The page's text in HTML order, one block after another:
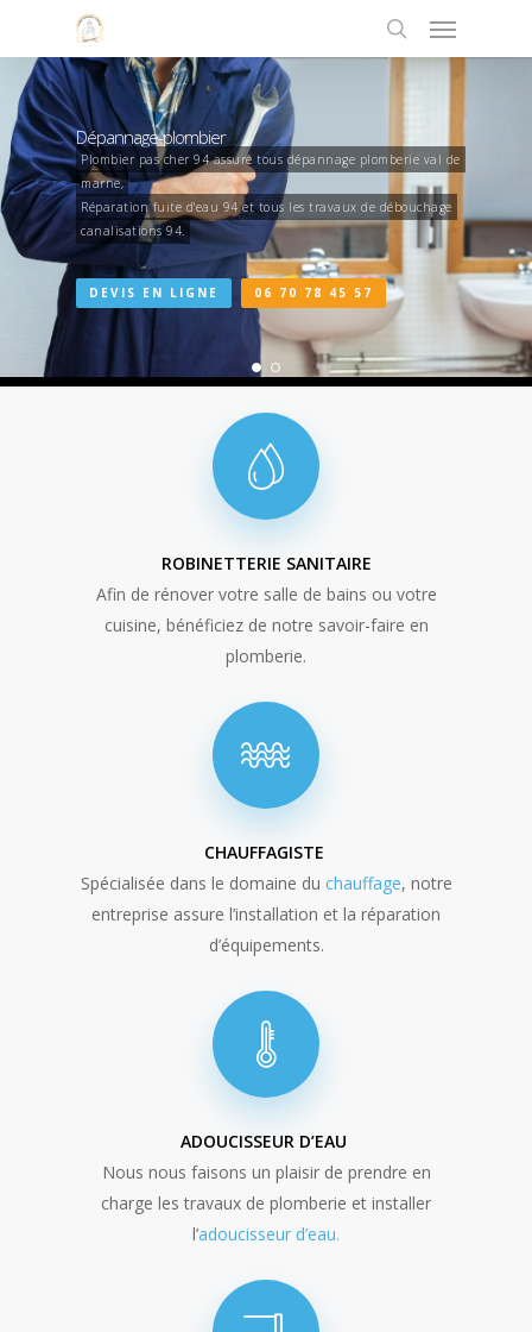
Dépannage-plombier
Plombier pas cher 94 assure tous dépannage plomberie val de
marne,
Réparation fuite d'eau 94 et tous les travaux de débouchage
canalisations 94.
DEVIS EN LIGNE 06 70 78 45 57
ROBINETTERIE SANITAIRE
Afin de rénover votre salle de bains ou votre
cuisine, bénéficiez de notre savoir-faire en
plomberie.
CHAUFFAGISTE
Spécialisée dans le domaine du chauffage, notre
entreprise assure l’installation et la réparation
d’équipements.
ADOUCISSEUR D’EAU
Nous nous faisons un plaisir de prendre en
charge les travaux de plomberie et installer
l’adoucisseur d’eau.